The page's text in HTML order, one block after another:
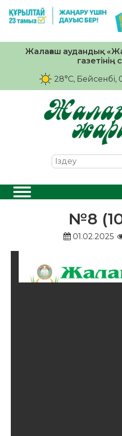
Жалағаш аудандық
газетінің
28°C, Бейсенбі,
№8
01.02.2025